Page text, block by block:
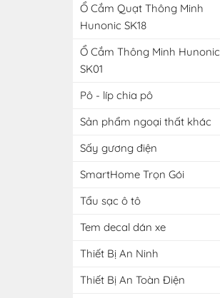
Ổ Cắm Quạt Thông Minh
Hunonic SK18
Ổ Cắm Thông Minh Hunonic
SK01
Pô - líp chia pô
Sản phẩm ngoại thất khác
Sấy gương điện
SmartHome Trọn Gói
Tẩu sạc ô tô
Tem decal dán xe
Thiết Bị An Ninh
Thiết Bị An Toàn Điện